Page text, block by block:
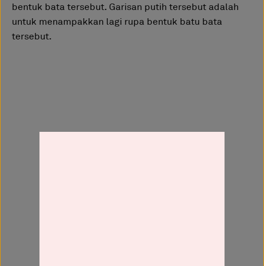
bentuk bata tersebut. Garisan putih tersebut adalah
untuk menampakkan lagi rupa bentuk batu bata
tersebut.